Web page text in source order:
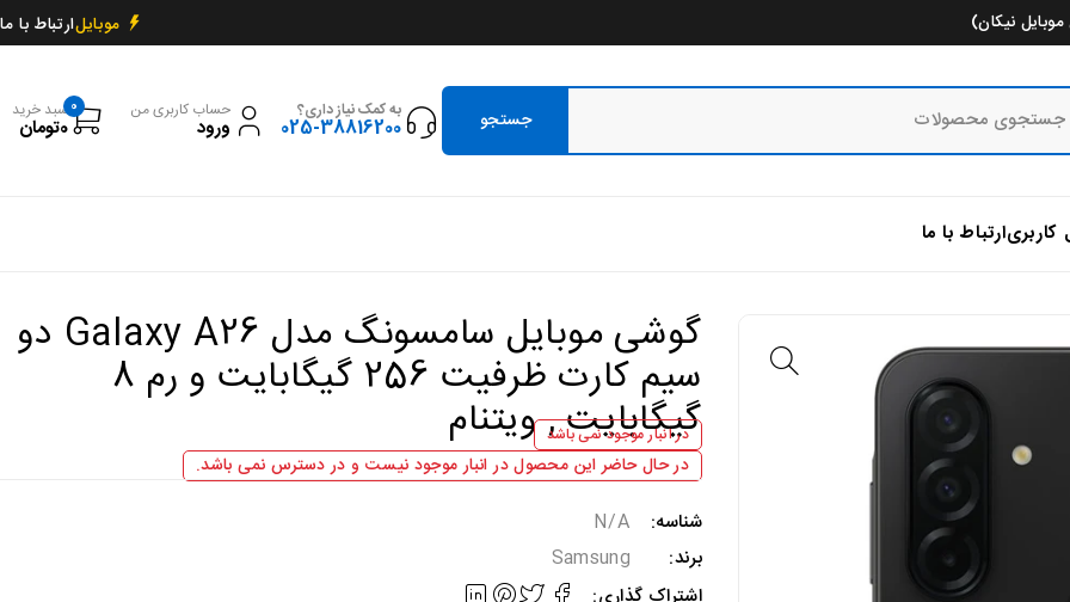
نیکان) موبایلارتباط با ما
به کمک نیاز داری؟
025-38816200
حساب کاربری من
ورود
0سبد خرید
0تومان
کاربریارتباط با ما
گوشی موبایل سامسونگ مدل Galaxy A26 دو
سیم کارت ظرفیت 256 گیگابایت و رم 8
گیگابایت , ویتنام
در انبار موجود نمی باشد
در حال حاضر این محصول در انبار موجود نیست و در دسترس نمی باشد.
شناسه:
N/A
برند:
Samsung